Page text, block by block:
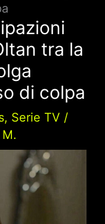
tra la
di colpa
, Serie TV /